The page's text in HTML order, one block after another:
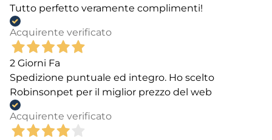
Tutto perfetto veramente complimenti!
Acquirente verificato
2 Giorni Fa
Spedizione puntuale ed integro. Ho scelto
Robinsonpet per il miglior prezzo del web
Acquirente verificato